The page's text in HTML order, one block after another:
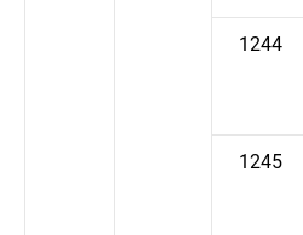
1244
1245